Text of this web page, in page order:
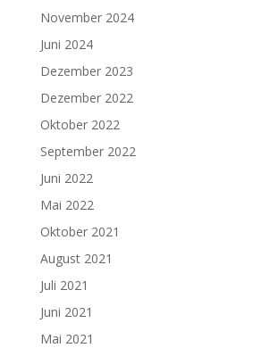
November 2024
Juni 2024
Dezember 2023
Dezember 2022
Oktober 2022
September 2022
Juni 2022
Mai 2022
Oktober 2021
August 2021
Juli 2021
Juni 2021
Mai 2021